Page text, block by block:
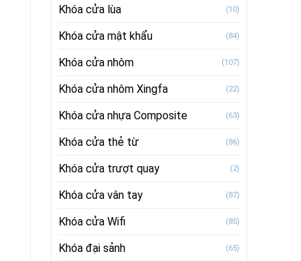
Khóa cửa lùa (10)
Khóa cửa mật khẩu (84)
Khóa cửa nhôm (107)
Khóa cửa nhôm Xingfa (22)
Khóa cửa nhựa Composite (63)
Khóa cửa thẻ từ (86)
Khóa cửa trượt quay (2)
Khóa cửa vân tay (87)
Khóa cửa Wifi (85)
Khóa đại sảnh (65)